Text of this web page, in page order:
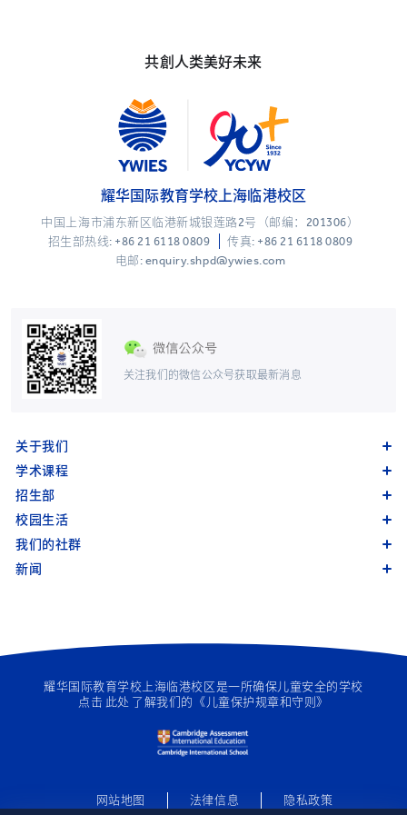
共創人类美好未来
关注我们的微信公众号获取最新消息
耀华国际教育学校上海临港校区
中国上海市浦东新区临港新城银莲路2号（邮编：201306）
招生部热线: +86 21 6118 0809
传真: +86 21 6118 0809
电邮: enquiry.shpd@ywies.com
关于我们
学术课程
招生部
校园生活
我们的社群
新闻
耀华国际教育学校上海临港校区是一所确保儿童安全的学校
点击 此处 了解我们的《儿童保护规章和守则》
网站地图 法律信息 隐私政策